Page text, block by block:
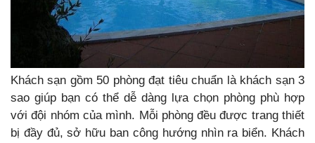
Khách sạn gồm 50 phòng đạt tiêu chuẩn là khách sạn 3
sao giúp bạn có thể dễ dàng lựa chọn phòng phù hợp
với đội nhóm của mình. Mỗi phòng đều được trang thiết
bị đầy đủ, sở hữu ban công hướng nhìn ra biển. Khách